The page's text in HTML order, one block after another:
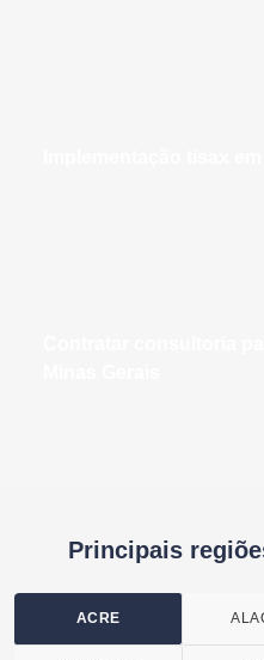
Principais
ACRE